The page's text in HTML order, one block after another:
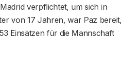
verpflichtet, um sich in
von 17 Jahren, war Paz bereit,
Einsätzen für die Mannschaft